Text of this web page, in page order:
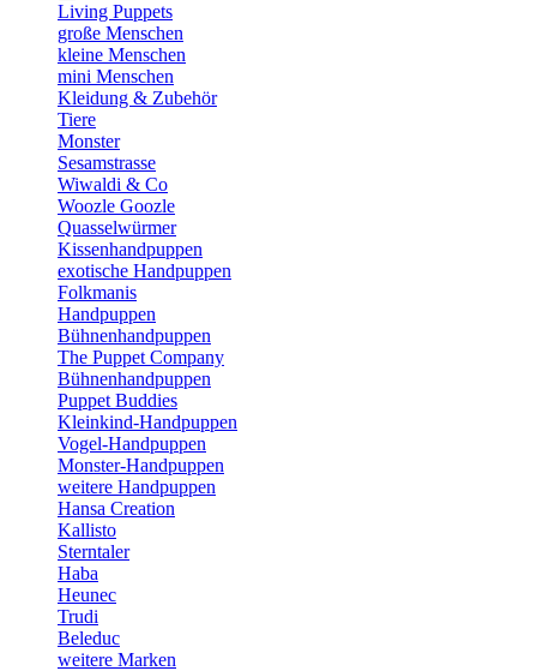
Living Puppets
große Menschen
kleine Menschen
mini Menschen
Kleidung & Zubehör
Tiere
Monster
Sesamstrasse
Wiwaldi & Co
Woozle Goozle
Quasselwürmer
Kissenhandpuppen
exotische Handpuppen
Folkmanis
Handpuppen
Bühnenhandpuppen
The Puppet Company
Bühnenhandpuppen
Puppet Buddies
Kleinkind-Handpuppen
Vogel-Handpuppen
Monster-Handpuppen
weitere Handpuppen
Hansa Creation
Kallisto
Sterntaler
Haba
Heunec
Trudi
Beleduc
weitere Marken